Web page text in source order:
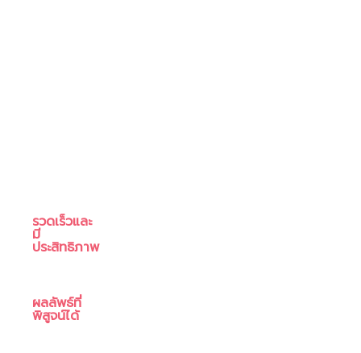
รวดเร็วและ
มี
ประสิทธิภาพ
ผลลัพธ์ที่
พิสูจน์ได้